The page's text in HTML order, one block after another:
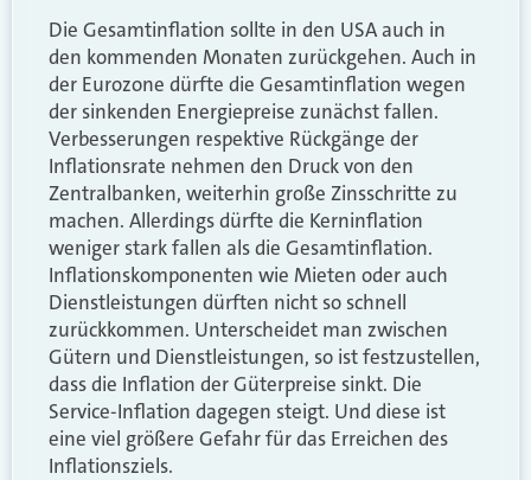
Die Gesamtinflation sollte in den USA auch in
den kommenden Monaten zurückgehen. Auch in
der Eurozone dürfte die Gesamtinflation wegen
der sinkenden Energiepreise zunächst fallen.
Verbesserungen respektive Rückgänge der
Inflationsrate nehmen den Druck von den
Zentralbanken, weiterhin große Zinsschritte zu
machen. Allerdings dürfte die Kerninflation
weniger stark fallen als die Gesamtinflation.
Inflationskomponenten wie Mieten oder auch
Dienstleistungen dürften nicht so schnell
zurückkommen. Unterscheidet man zwischen
Gütern und Dienstleistungen, so ist festzustellen,
dass die Inflation der Güterpreise sinkt. Die
Service-Inflation dagegen steigt. Und diese ist
eine viel größere Gefahr für das Erreichen des
Inflationsziels.